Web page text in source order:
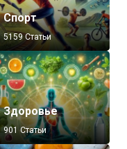
Спорт
5159 Статьи
Здоровье
901 Статьи